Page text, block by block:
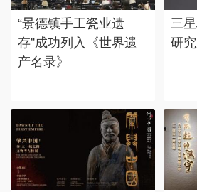
“景德镇手工瓷业遗
存”成功列入《世界遗
产名录》
三
研究